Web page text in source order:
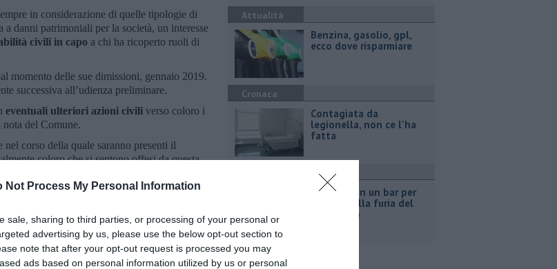
Not Process My Personal Information
sale, sharing to third parties, or processing of your personal or
advertising by us, please use the below opt-out section to
note that after your opt-out request is processed you may
ads based on personal information utilized by us or personal
in considerazione di quelle tipologie di
a danni patrimoniali per la società, un interesse
civili in capo a chi ha ricoperto ruoli di
momento delle sue dimissioni, gennaio 2019.
successiva all’udienza preliminare.
eventuali ulteriori azioni civili verso coloro i
del Comune.
corso della quale saranno presenti il
coloro che si sentono offesi da questa
di rinvio a giudizio avanzata dal
. Nel corso dell'udienza preliminare l'indagato
processo abbreviato).
Attualità
​Benzina, gasolio, gpl,
ecco dove risparmiare
Cronaca
Contagiata da
legionella, non ce l'ha
fatta
Nascosta in un bar per
sfuggire alla furia del
compagno